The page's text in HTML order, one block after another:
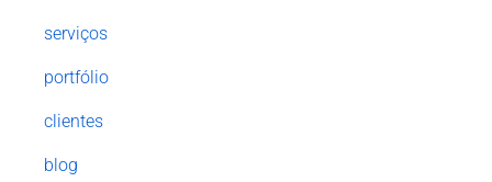
serviços
portfólio
clientes
blog